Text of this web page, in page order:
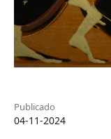
Publicado
04-11-2024